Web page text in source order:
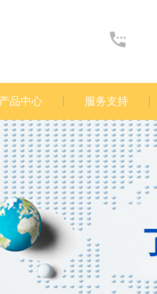
产品中心 服务支持